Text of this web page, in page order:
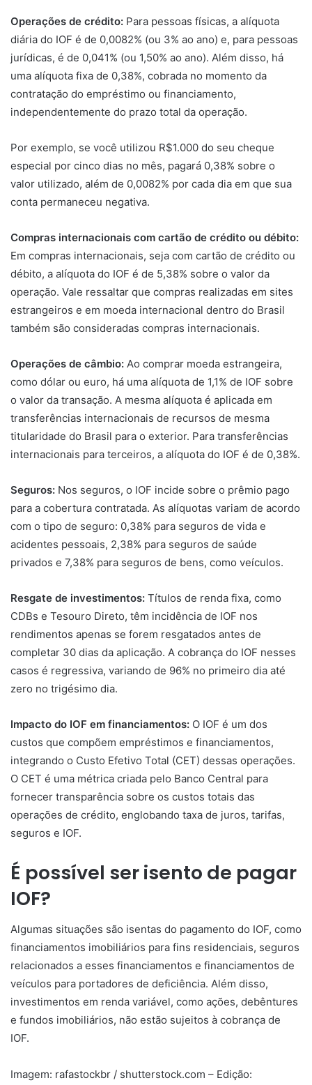
Operações de crédito: Para pessoas físicas, a alíquota
diária do IOF é de 0,0082% (ou 3% ao ano) e, para pessoas
jurídicas, é de 0,041% (ou 1,50% ao ano). Além disso, há
uma alíquota fixa de 0,38%, cobrada no momento da
contratação do empréstimo ou financiamento,
independentemente do prazo total da operação.
Por exemplo, se você utilizou R$1.000 do seu cheque
especial por cinco dias no mês, pagará 0,38% sobre o
valor utilizado, além de 0,0082% por cada dia em que sua
conta permaneceu negativa.
Compras internacionais com cartão de crédito ou débito:
Em compras internacionais, seja com cartão de crédito ou
débito, a alíquota do IOF é de 5,38% sobre o valor da
operação. Vale ressaltar que compras realizadas em sites
estrangeiros e em moeda internacional dentro do Brasil
também são consideradas compras internacionais.
Operações de câmbio: Ao comprar moeda estrangeira,
como dólar ou euro, há uma alíquota de 1,1% de IOF sobre
o valor da transação. A mesma alíquota é aplicada em
transferências internacionais de recursos de mesma
titularidade do Brasil para o exterior. Para transferências
internacionais para terceiros, a alíquota do IOF é de 0,38%.
Seguros: Nos seguros, o IOF incide sobre o prêmio pago
para a cobertura contratada. As alíquotas variam de acordo
com o tipo de seguro: 0,38% para seguros de vida e
acidentes pessoais, 2,38% para seguros de saúde
privados e 7,38% para seguros de bens, como veículos.
Resgate de investimentos: Títulos de renda fixa, como
CDBs e Tesouro Direto, têm incidência de IOF nos
rendimentos apenas se forem resgatados antes de
completar 30 dias da aplicação. A cobrança do IOF nesses
casos é regressiva, variando de 96% no primeiro dia até
zero no trigésimo dia.
Impacto do IOF em financiamentos: O IOF é um dos
custos que compõem empréstimos e financiamentos,
integrando o Custo Efetivo Total (CET) dessas operações.
O CET é uma métrica criada pelo Banco Central para
fornecer transparência sobre os custos totais das
operações de crédito, englobando taxa de juros, tarifas,
seguros e IOF.
É possível ser isento de pagar
IOF?
Algumas situações são isentas do pagamento do IOF, como
financiamentos imobiliários para fins residenciais, seguros
relacionados a esses financiamentos e financiamentos de
veículos para portadores de deficiência. Além disso,
investimentos em renda variável, como ações, debêntures
e fundos imobiliários, não estão sujeitos à cobrança de
IOF.
Imagem: rafastockbr / shutterstock.com – Edição: